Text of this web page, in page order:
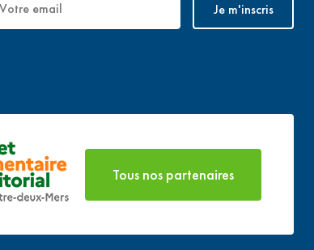
Tous nos partenaires